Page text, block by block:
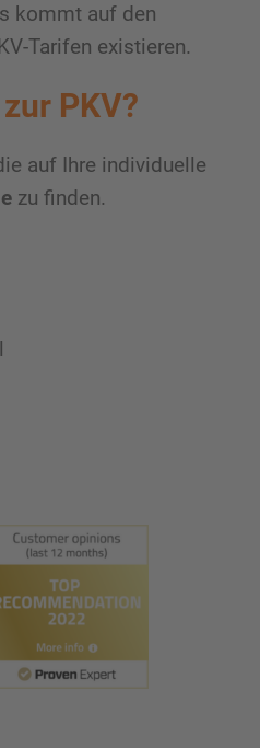
kommt auf den
Tarifen existieren.
PKV?
auf Ihre individuelle
zu finden.